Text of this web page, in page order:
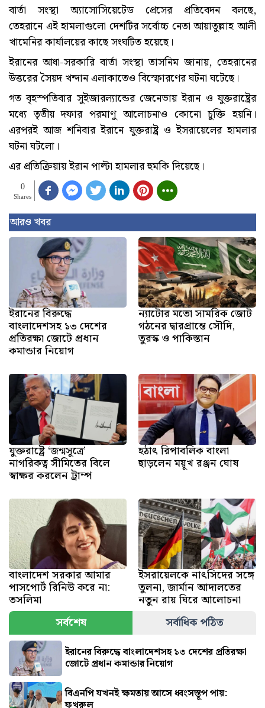
বার্তা সংস্থা অ্যাসোসিয়েটেড প্রেসের প্রতিবেদন বলছে,
তেহরানে এই হামলাগুলো দেশটির সর্বোচ্চ নেতা আয়াতুল্লাহ আলী
খামেনির কার্যালয়ের কাছে সংঘটিত হয়েছে।
ইরানের আধা-সরকারি বার্তা সংস্থা তাসনিম জানায়, তেহরানের
উত্তরের সৈয়দ খন্দান এলাকাতেও বিস্ফোরণের ঘটনা ঘটেছে।
গত বৃহস্পতিবার সুইজারল্যান্ডের জেনেভায় ইরান ও যুক্তরাষ্ট্রের
মধ্যে তৃতীয় দফার পরমাণু আলোচনাও কোনো চুক্তি হয়নি।
এরপরই আজ শনিবার ইরানে যুক্তরাষ্ট্র ও ইসরায়েলের হামলার
ঘটনা ঘটলো।
এর প্রতিক্রিয়ায় ইরান পাল্টা হামলার হুমকি দিয়েছে।
0
Shares
আরও খবর
ইরানের বিরুদ্ধে
বাংলাদেশসহ ১৩ দেশের
প্রতিরক্ষা জোটে প্রধান
কমান্ডার নিয়োগ
ন্যাটোর মতো সামরিক জোট
গঠনের দ্বারপ্রান্তে সৌদি,
তুরস্ক ও পাকিস্তান
যুক্তরাষ্ট্রে ‘জন্মসূত্রে’
নাগরিকত্ব সীমিতের বিলে
স্বাক্ষর করলেন ট্রাম্প
হঠাৎ রিপাবলিক বাংলা
ছাড়লেন ময়ূখ রঞ্জন ঘোষ
বাংলাদেশ সরকার আমার
পাসপোর্ট রিনিউ করে না:
তসলিমা
ইসরায়েলকে নাৎসিদের সঙ্গে
তুলনা, জার্মান আদালতের
নতুন রায় ঘিরে আলোচনা
সর্বশেষ
সর্বাধিক পঠিত
ইরানের বিরুদ্ধে বাংলাদেশসহ ১৩ দেশের প্রতিরক্ষা
জোটে প্রধান কমান্ডার নিয়োগ
বিএনপি যখনই ক্ষমতায় আসে ধ্বংসস্তূপ পায়: